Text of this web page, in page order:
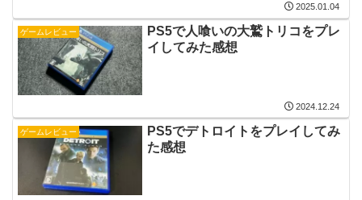
2025.01.04
ゲームレビュー
PS5で人喰いの大鷲トリコをプレ
イしてみた感想
2024.12.24
ゲームレビュー
PS5でデトロイトをプレイしてみ
た感想